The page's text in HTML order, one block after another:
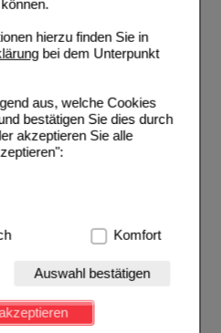
hierzu finden Sie in
bei dem Unterpunkt
aus, welche Cookies
bestätigen Sie dies durch
akzeptieren Sie alle
Hierbei handelt es sich um
Navigation, Warenkorb,
diese nicht verzichtet
Komfort
Auswahl bestätigen